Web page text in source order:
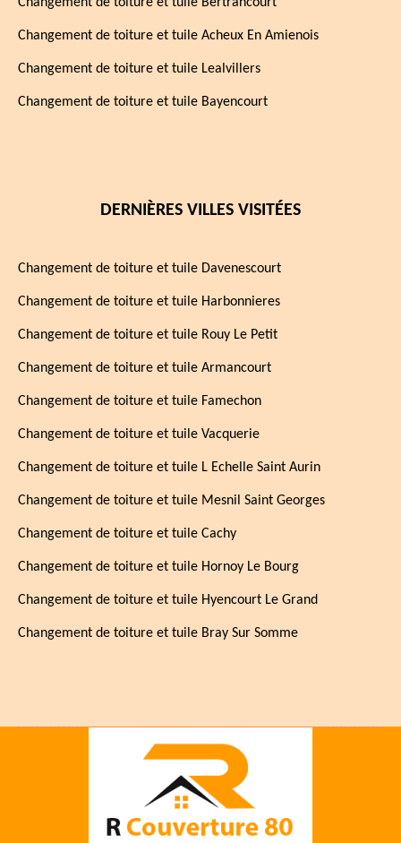
Changement de toiture et tuile Acheux En Amienois
Changement de toiture et tuile Lealvillers
Changement de toiture et tuile Bayencourt
DERNIÈRES VILLES VISITÉES
Changement de toiture et tuile Davenescourt
Changement de toiture et tuile Harbonnieres
Changement de toiture et tuile Rouy Le Petit
Changement de toiture et tuile Armancourt
Changement de toiture et tuile Famechon
Changement de toiture et tuile Vacquerie
Changement de toiture et tuile L Echelle Saint Aurin
Changement de toiture et tuile Mesnil Saint Georges
Changement de toiture et tuile Cachy
Changement de toiture et tuile Hornoy Le Bourg
Changement de toiture et tuile Hyencourt Le Grand
Changement de toiture et tuile Bray Sur Somme